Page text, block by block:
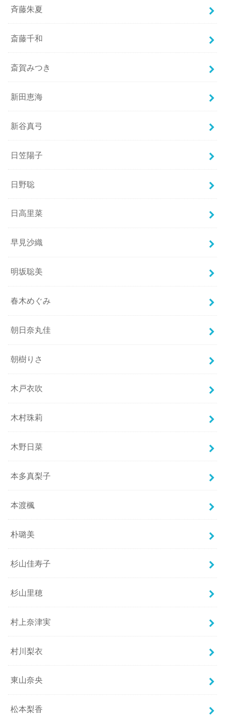
斉藤朱夏
斎藤千和
斎賀みつき
新田恵海
新谷真弓
日笠陽子
日野聡
日高里菜
早見沙織
明坂聡美
春木めぐみ
朝日奈丸佳
朝樹りさ
木戸衣吹
木村珠莉
木野日菜
本多真梨子
本渡楓
朴璐美
杉山佳寿子
杉山里穂
村上奈津実
村川梨衣
東山奈央
松本梨香